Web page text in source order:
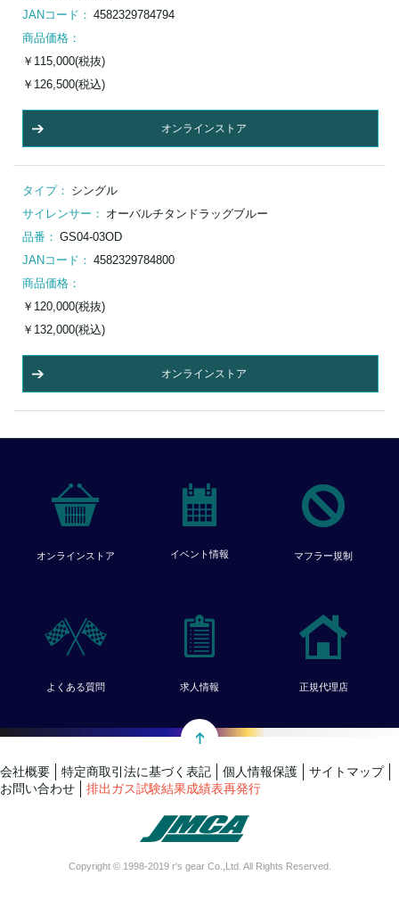
JANコード： 4582329784794
商品価格：
￥115,000(税抜)
￥126,500(税込)
オンラインストア
タイプ： シングル
サイレンサー： オーバルチタンドラッグブルー
品番： GS04-03OD
JANコード： 4582329784800
商品価格：
￥120,000(税抜)
￥132,000(税込)
オンラインストア
オンラインストア イベント情報 マフラー規制
よくある質問 求人情報 正規代理店
会社概要 特定商取引法に基づく表記 個人情報保護
サイトマップ
お問い合わせ
排出ガス試験結果成績表再発行
Copyright © 1998-2019 r's gear Co.,Ltd. All Rights Reserved.